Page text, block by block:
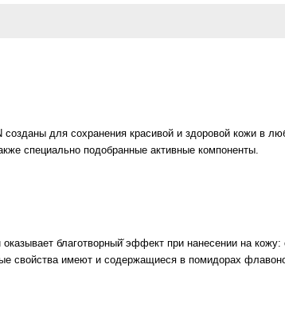
для сохранения красивой и здоровой кожи в
специально подобранные активные компоненты.
благотворный̆ эффект при нанесении на
свойства имеют и содержащиеся в помидорах